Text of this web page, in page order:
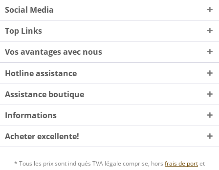
Social Media
Top Links
Vos avantages avec nous
Hotline assistance
Assistance boutique
Informations
Acheter excellente!
* Tous les prix sont indiqués TVA légale comprise, hors frais de portet